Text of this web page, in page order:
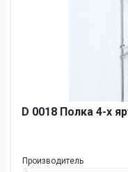
D 0018 Полка 4-х
Производитель